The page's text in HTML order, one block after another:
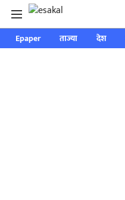
Epaper ताज्या देश